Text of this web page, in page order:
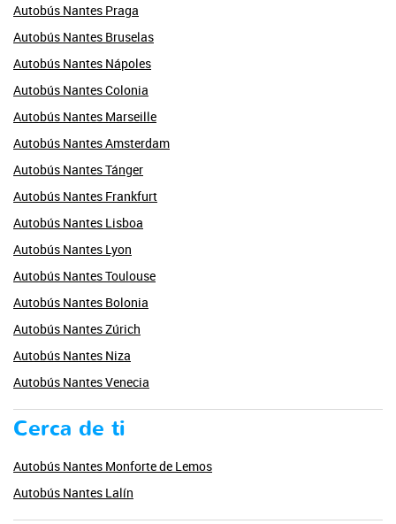
Autobús Nantes Praga
Autobús Nantes Bruselas
Autobús Nantes Nápoles
Autobús Nantes Colonia
Autobús Nantes Marseille
Autobús Nantes Amsterdam
Autobús Nantes Tánger
Autobús Nantes Frankfurt
Autobús Nantes Lisboa
Autobús Nantes Lyon
Autobús Nantes Toulouse
Autobús Nantes Bolonia
Autobús Nantes Zúrich
Autobús Nantes Niza
Autobús Nantes Venecia
Cerca de ti
Autobús Nantes Monforte de Lemos
Autobús Nantes Lalín